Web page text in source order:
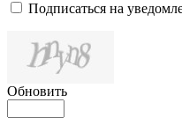
Подписаться на
Обновить